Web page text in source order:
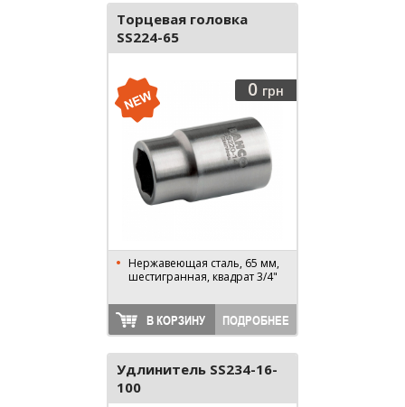
Торцевая головка
SS224-65
0 грн
Нержавеющая сталь, 65 мм,
шестигранная, квадрат 3/4"
В КОРЗИНУ ПОДРОБНЕЕ
Удлинитель SS234-16-
100